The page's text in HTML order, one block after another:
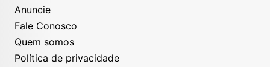
Anuncie
Fale Conosco
Quem somos
Política de privacidade